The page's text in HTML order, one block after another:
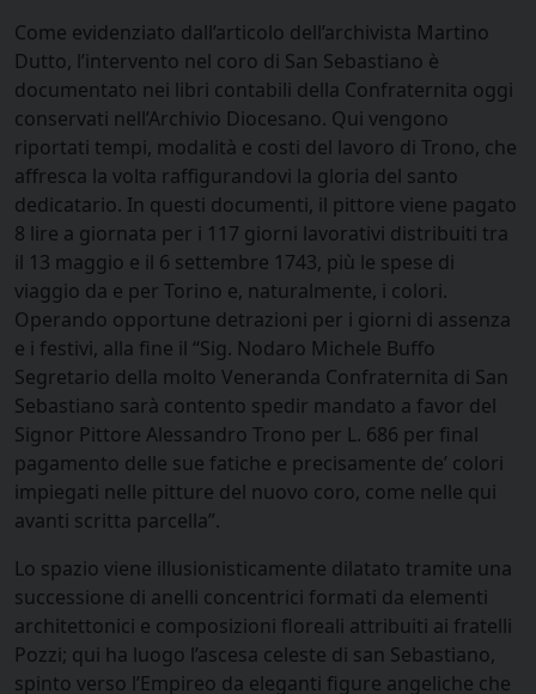
Come evidenziato dall’articolo dell’archivista Martino
Dutto, l’intervento nel coro di San Sebastiano è
documentato nei libri contabili della Confraternita oggi
conservati nell’Archivio Diocesano. Qui vengono
riportati tempi, modalità e costi del lavoro di Trono, che
affresca la volta raffigurandovi la gloria del santo
dedicatario. In questi documenti, il pittore viene pagato
8 lire a giornata per i 117 giorni lavorativi distribuiti tra
il 13 maggio e il 6 settembre 1743, più le spese di
viaggio da e per Torino e, naturalmente, i colori.
Operando opportune detrazioni per i giorni di assenza
e i festivi, alla fine il “Sig. Nodaro Michele Buffo
Segretario della molto Veneranda Confraternita di San
Sebastiano sarà contento spedir mandato a favor del
Signor Pittore Alessandro Trono per L. 686 per final
pagamento delle sue fatiche e precisamente de’ colori
impiegati nelle pitture del nuovo coro, come nelle qui
avanti scritta parcella”.
Lo spazio viene illusionisticamente dilatato tramite una
successione di anelli concentrici formati da elementi
architettonici e composizioni floreali attribuiti ai fratelli
Pozzi; qui ha luogo l’ascesa celeste di san Sebastiano,
spinto verso l’Empireo da eleganti figure angeliche che